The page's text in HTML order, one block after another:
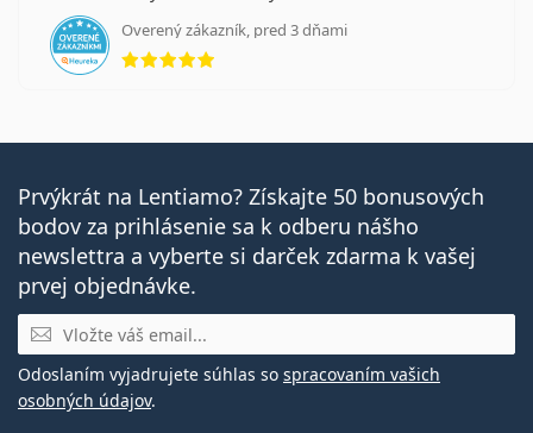
Overený zákazník, pred 3 dňami
hodnotenie 5 z 5
Prvýkrát na Lentiamo? Získajte 50 bonusových
bodov za prihlásenie sa k odberu nášho
newslettra a vyberte si darček zdarma k vašej
prvej objednávke.
E-mail
Odoslaním vyjadrujete súhlas so spracovaním vašich
osobných údajov.